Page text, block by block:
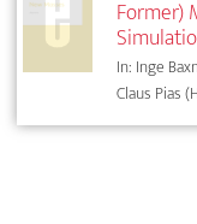
Former)
In: Inge
Claus Pias